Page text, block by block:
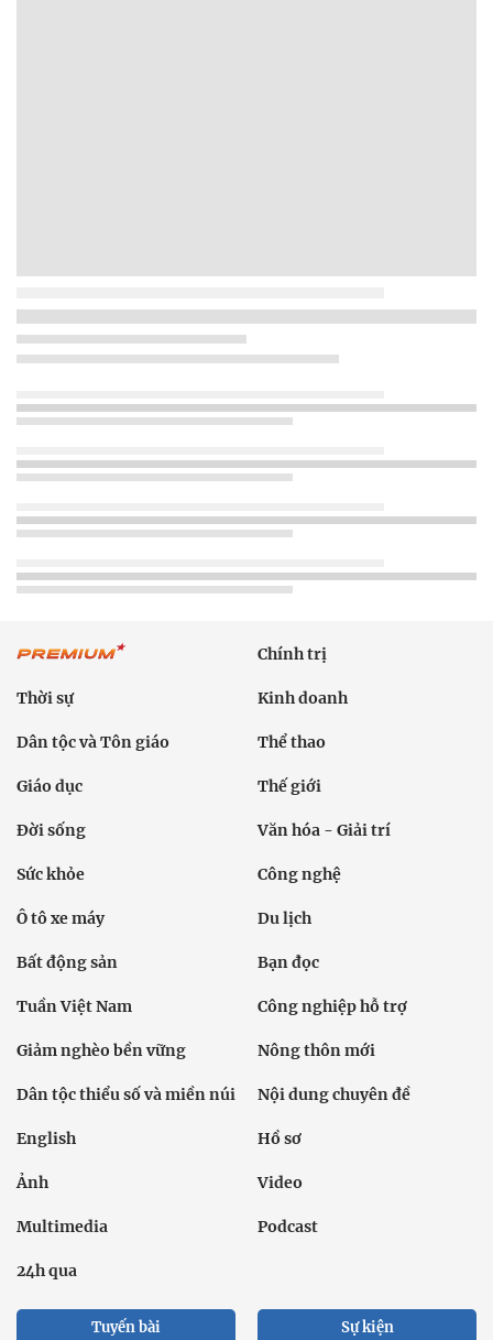
Chính trị
Thời sự Kinh doanh
Dân tộc và Tôn giáo Thể thao
Giáo dục Thế giới
Đời sống Văn hóa - Giải trí
Sức khỏe Công nghệ
Ô tô xe máy Du lịch
Bất động sản Bạn đọc
Tuần Việt Nam Công nghiệp hỗ trợ
Giảm nghèo bền vững Nông thôn mới
Dân tộc thiểu số và miền núi Nội dung chuyên đề
English Hồ sơ
Ảnh Video
Multimedia Podcast
24h qua
Tuyến bài Sự kiện